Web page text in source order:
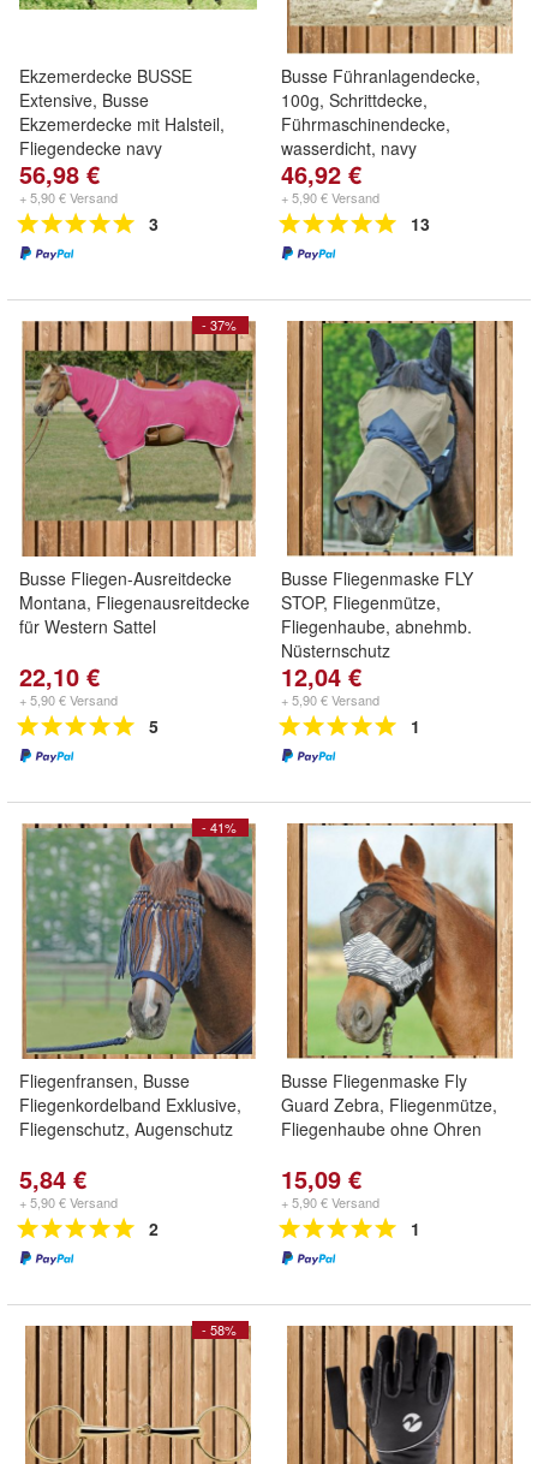
Ekzemerdecke BUSSE
Extensive, Busse
Ekzemerdecke mit Halsteil,
Fliegendecke navy
56,98 €
+ 5,90 € Versand
3
Busse Führanlagendecke,
100g, Schrittdecke,
Führmaschinendecke,
wasserdicht, navy
46,92 €
+ 5,90 € Versand
13
- 37%
Busse Fliegen-Ausreitdecke
Montana, Fliegenausreitdecke
für Western Sattel
22,10 €
+ 5,90 € Versand
5
Busse Fliegenmaske FLY
STOP, Fliegenmütze,
Fliegenhaube, abnehmb.
Nüsternschutz
12,04 €
+ 5,90 € Versand
1
- 41%
Fliegenfransen, Busse
Fliegenkordelband Exklusive,
Fliegenschutz, Augenschutz
5,84 €
+ 5,90 € Versand
2
Busse Fliegenmaske Fly
Guard Zebra, Fliegenmütze,
Fliegenhaube ohne Ohren
15,09 €
+ 5,90 € Versand
1
- 58%